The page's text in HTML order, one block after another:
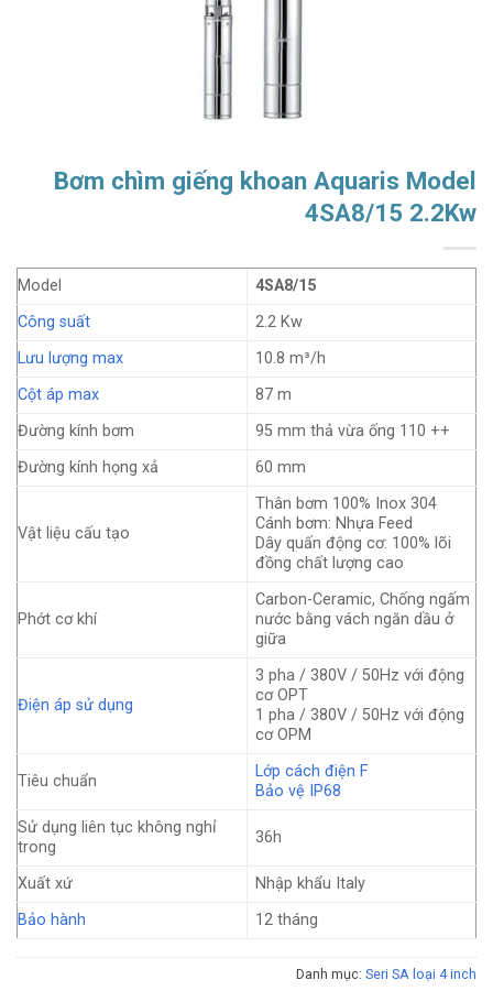
Bơm chìm giếng khoan Aquaris Model
4SA8/15 2.2Kw
Model
4SA8/15
Công suất
2.2 Kw
Lưu lượng max
10.8 m³/h
Cột áp max
87 m
Đường kính bơm
95 mm thả vừa ống 110 ++
Đường kính họng xả
60 mm
Vật liệu cấu tạo
Thân bơm 100% Inox 304
Cánh bơm: Nhựa Feed
Dây quấn động cơ: 100% lõi
đồng chất lượng cao
Phớt cơ khí
Carbon-Ceramic, Chống ngấm
nước bằng vách ngăn dầu ở
giữa
Điện áp sử dụng
3 pha / 380V / 50Hz với động
cơ OPT
1 pha / 380V / 50Hz với động
cơ OPM
Tiêu chuẩn
Lớp cách điện F
Bảo vệ IP68
Sử dụng liên tục không nghỉ
trong
36h
Xuất xứ
Nhập khẩu Italy
Bảo hành
12 tháng
Danh mục: Seri SA loại 4 inch